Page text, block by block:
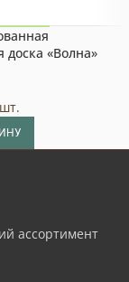
доска «Волна»
ассортимент